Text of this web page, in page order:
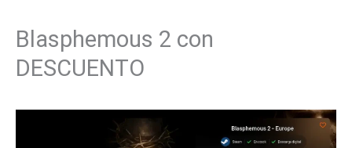
Blasphemous 2 con
DESCUENTO